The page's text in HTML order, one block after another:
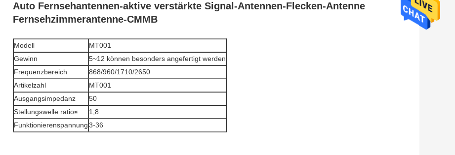
Auto Fernsehantennen-aktive verstärkte Signal-Antennen-Flecken-Antenne
Fernsehzimmerantenne-CMMB
Modell
MT001
Gewinn
5~12 können besonders angefertigt werden
Frequenzbereich
868/960/1710/2650
Artikelzahl
MT001
Ausgangsimpedanz
50
Stellungswelle ratio≤
1,8
Funktionierenspannung3-36